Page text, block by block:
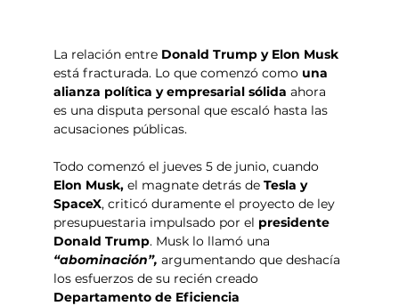
La relación entre Donald Trump y Elon Musk
está fracturada. Lo que comenzó como una
alianza política y empresarial sólida ahora
es una disputa personal que escaló hasta las
acusaciones públicas.
Todo comenzó el jueves 5 de junio, cuando
Elon Musk, el magnate detrás de Tesla y
SpaceX, criticó duramente el proyecto de ley
presupuestaria impulsado por el presidente
Donald Trump. Musk lo llamó una
“abominación”, argumentando que deshacía
los esfuerzos de su recién creado
Departamento de Eficiencia